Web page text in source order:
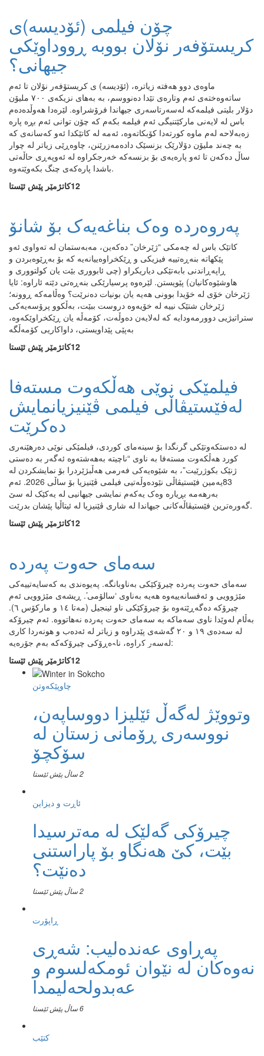
چۆن فیلمی (ئۆدیسە)ی
کریستۆفەر نۆلان بووبە ڕووداوێکی
جیهانی؟
ماوەی دوو هەفتە زیاترە، (ئۆدیسە) ی کریستۆفەر نۆلان تا ئەم
ساتەوەختەی ئەم وتارەی تێدا دەنووسم، بە بەهای نزیکەی ۷٠٠ ملیۆن
دۆلار بلیتی فیلمەکە لەسەرتاسەری جیهاندا فرۆشراوە. لێرەدا هەوڵدەدەم
باس لە لایەنی مارکێتنیگی ئەم فیلمە بکەم کە چۆن توانی ئەم بڕە پارە
زەبەلاحە لەم ماوە کورتەدا کۆبکاتەوە، ئەمە لە کاتێکدا ئەو کەسانەی کە
بە چەند ملیۆن دۆلارێک بزنسێک دادەمەزرێنن، چاوەڕێی زیاتر لە چوار
ساڵ دەکەن تا ئەو پارەیەی بۆ بزنسەکە خەرجکراوە لە ئەوپەڕی حاڵەتی
باشدا پارەکەی چنگ بکەوێتەوە.
12كاتژمێر پێش ئێستا
پەروەردە وەک بناغەیەک بۆ شانۆ
کاتێک باس لە چەمکی “ژێرخان” دەکەین، مەبەستمان لە تەواوی ئەو
پێکهاتە بنەڕەتییە فیزیکی و ڕێکخراوەییانەیە کە بۆ بەڕێوەبردن و
ڕاپەڕاندنی بابەتێکی دیاریکراو (چی ئابووری بێت یان کولتووری و
هاوشێوەکانیان) پێویستن. لێرەوە پرسیارێکی بنەڕەتی دێتە ئاراوە: ئایا
ژێرخان خۆی لە خۆیدا بوونی هەیە یان بونیات دەنرێت؟ وەڵامەکە ڕوونە؛
ژێرخان شتێک نییە لە خۆیەوە دروست ببێت، بەڵکوو پرۆسەیەکی
ستراتیژیی دوورمەودایە کە لەلایەن دەوڵەت، کۆمەڵە یان ڕێکخراوێکەوە،
بەپێی پێداویستی، داواکاریی کۆمەڵگە
12كاتژمێر پێش ئێستا
فیلمێکی نوێی هەڵکەوت مستەفا
لەفێستیڤاڵی فیلمی ڤێنیزیانمایش
دەکرێت
لە دەستکەوتێکی گرنگدا بۆ سینەمای کوردی، فیلمێکی نوێی دەرهێنەری
کورد هەڵکەوت مستەفا بە ناوی “ناچیتە بەهەشتەوە ئەگەر بە دەستی
ژنێک بکوژرێیت”، بە شێوەیەکی فەرمی هەڵبژێردرا بۆ نمایشکردن لە
83یەمین فێستیڤاڵی نێودەوڵەتیی فیلمی ڤێنیزیا بۆ ساڵی 2026. ئەم
بەرهەمە بڕیارە وەک یەکەم نمایشی جیهانیی لە یەکێک لە سێ
گەورەترین فێستیڤاڵەکانی جیهاندا لە شاری ڤێنیزیا لە ئیتاڵیا پێشان بدرێت.
12كاتژمێر پێش ئێستا
سەمای حەوت پەردە
سەمای حەوت پەردە چیرۆکێکی بەناوبانگە. پەیوەندی بە کەسایەتییەکی
مێژوویی و ئەفسانەییەوە هەیە بەناوی ‘سالۆمی’. ڕیشەی مێژوویی ئەم
چیرۆکە دەگەڕێتەوە بۆ چیرۆکێکی ناو ئینجیل (مەتا ١٤ و مارکۆس ٦).
بەڵام لەوێدا ناوی سەماکە بە سەمای حەوت پەردە نەهاتووە. ئەم چیرۆکە
لە سەدەی ١٩ و ٢٠ گەشەی پێدراوە و زیاتر لە ئەدەب و هونەردا کاری
لەسەر کراوە، ناوەڕۆکی چیرۆکەکە بەم جۆرەیە:
12كاتژمێر پێش ئێستا
چاوپێکەوتن
وتووێژ لەگەڵ ئێلیزا دووساپەن،
نووسەری ڕۆمانی زستان لە
سۆکچۆ
2 ساڵ پێش ئێستا
ئاڕت و دیزاین
چیرۆکی گەلێک لە مەترسیدا
بێت، کێ هەنگاو بۆ پاراستنی
دەنێت؟
2 ساڵ پێش ئێستا
ڕاپۆرت
پەڕاوی عەندەلیب: شەڕی
نەوەکان لە نێوان ئومکەلسوم و
عەبدولحەلیمدا
6 ساڵ پێش ئێستا
کتێب